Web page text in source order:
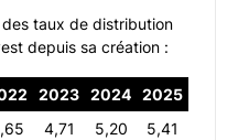
taux de distribution
depuis sa création :
2023 2024 2025
4,71
5,20
5,41